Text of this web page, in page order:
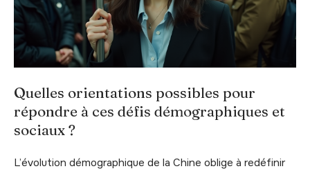
Quelles orientations possibles pour
répondre à ces défis démographiques et
sociaux ?
L’évolution démographique de la Chine oblige à redéfinir